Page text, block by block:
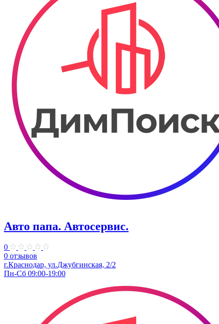
Авто папа. ​Автосервис.
0
0 отзывов
г.Краснодар, ул.Джубгинская, 2/2
Пн-Сб 09:00-19:00